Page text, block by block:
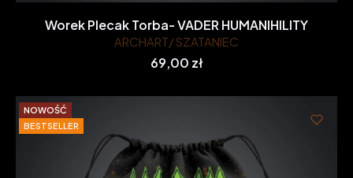
Worek Plecak Torba- VADER HUMANIHILITY
ARCHART/ SZATANIEC
Cena
69,00 zł
BESTSELLER
NOWOŚĆ